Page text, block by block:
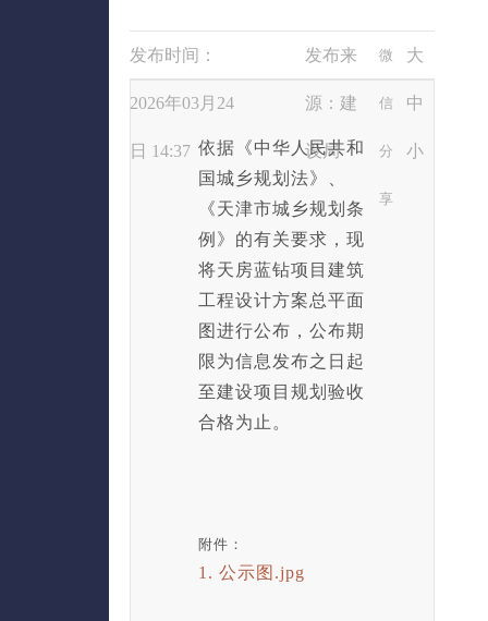
发布时间：
2026年03月24
日 14:37
发布来
源：建
设局
微
信
分
享
大
中
小
依据《中华人民共和
国城乡规划法》、
《天津市城乡规划条
例》的有关要求，现
将天房蓝钻项目建筑
工程设计方案总平面
图进行公布，公布期
限为信息发布之日起
至建设项目规划验收
合格为止。
附件：
1. 公示图.jpg